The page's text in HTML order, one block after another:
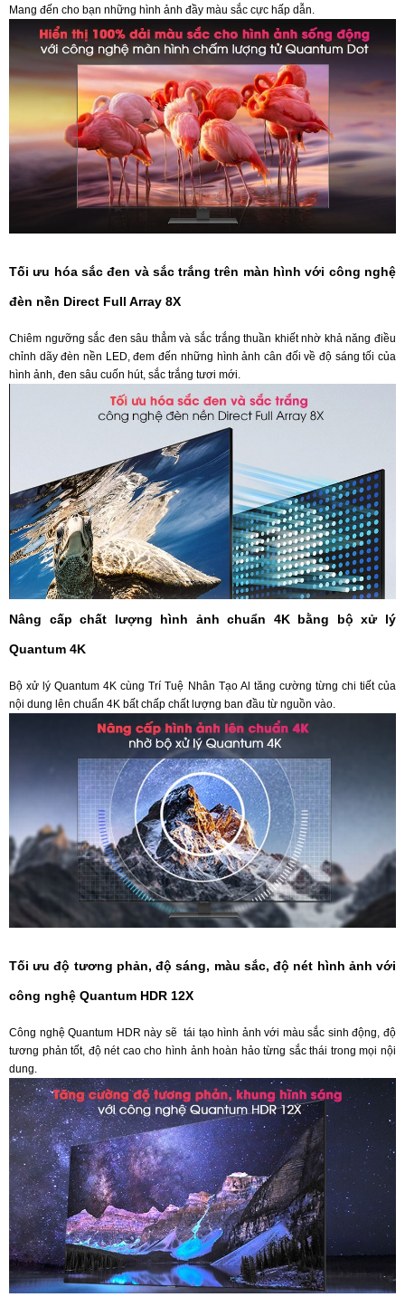
Mang đến cho bạn những hình ảnh đầy màu sắc cực hấp dẫn.
Tối ưu hóa sắc đen và sắc trắng trên màn hình với công nghệ
đèn nền Direct Full Array 8X
Chiêm ngưỡng sắc đen sâu thẳm và sắc trắng thuần khiết nhờ khả năng điều
chỉnh dãy đèn nền LED, đem đến những hình ảnh cân đối về độ sáng tối của
hình ảnh, đen sâu cuốn hút, sắc trắng tươi mới.
Nâng cấp chất lượng hình ảnh chuẩn 4K bằng bộ xử lý
Quantum 4K
Bộ xử lý Quantum 4K cùng Trí Tuệ Nhân Tạo Al tăng cường từng chi tiết của
nội dung lên chuẩn 4K bất chấp chất lượng ban đầu từ nguồn vào.
Tối ưu độ tương phản, độ sáng, màu sắc, độ nét hình ảnh với
công nghệ Quantum HDR 12X
Công nghệ Quantum HDR này sẽ tái tạo hình ảnh với màu sắc sinh động, độ
tương phản tốt, độ nét cao cho hình ảnh hoàn hảo từng sắc thái trong mọi nội
dung.